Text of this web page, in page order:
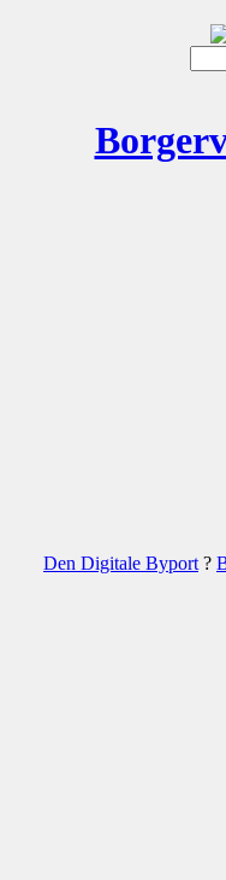
Den Digitale Byport ?